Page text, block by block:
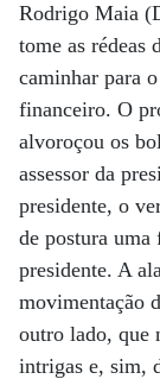
Rodrigo Maia
tome as rédeas
caminhar para
financeiro. O
alvoroçou os
assessor da
presidente, o
de postura uma
presidente. A
movimentação
outro lado, que
intrigas e, sim,